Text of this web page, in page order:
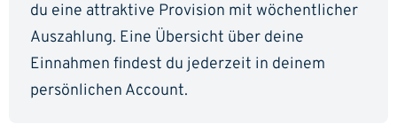
du eine attraktive Provision mit wöchentlicher
Auszahlung. Eine Übersicht über deine
Einnahmen findest du jederzeit in deinem
persönlichen Account.